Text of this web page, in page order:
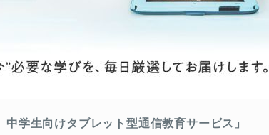
中学生向けタブレット型通信教育サービス」